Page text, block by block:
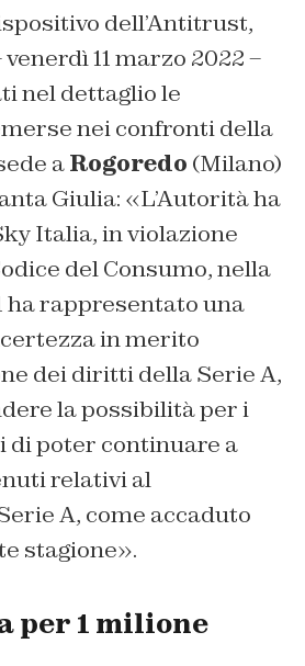
dell’Antitrust,
11 marzo 2022 –
nel dettaglio le
nei confronti della
aRogoredo (Milano)
Giulia: «L’Autorità ha
Italia, in violazione
del Consumo, nella
ha rappresentato una
in merito
dei diritti della Serie A,
la possibilità per i
di poter continuare a
relativi al
A, come accaduto
stagione».
per 1 milione